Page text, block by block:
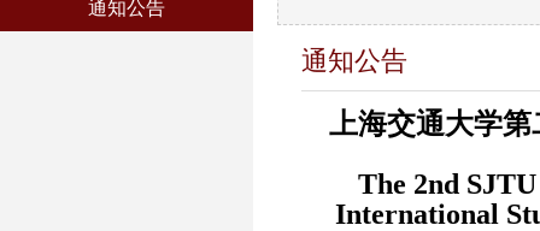
通知公告
通知公告
上海交通大学
The 2nd
International